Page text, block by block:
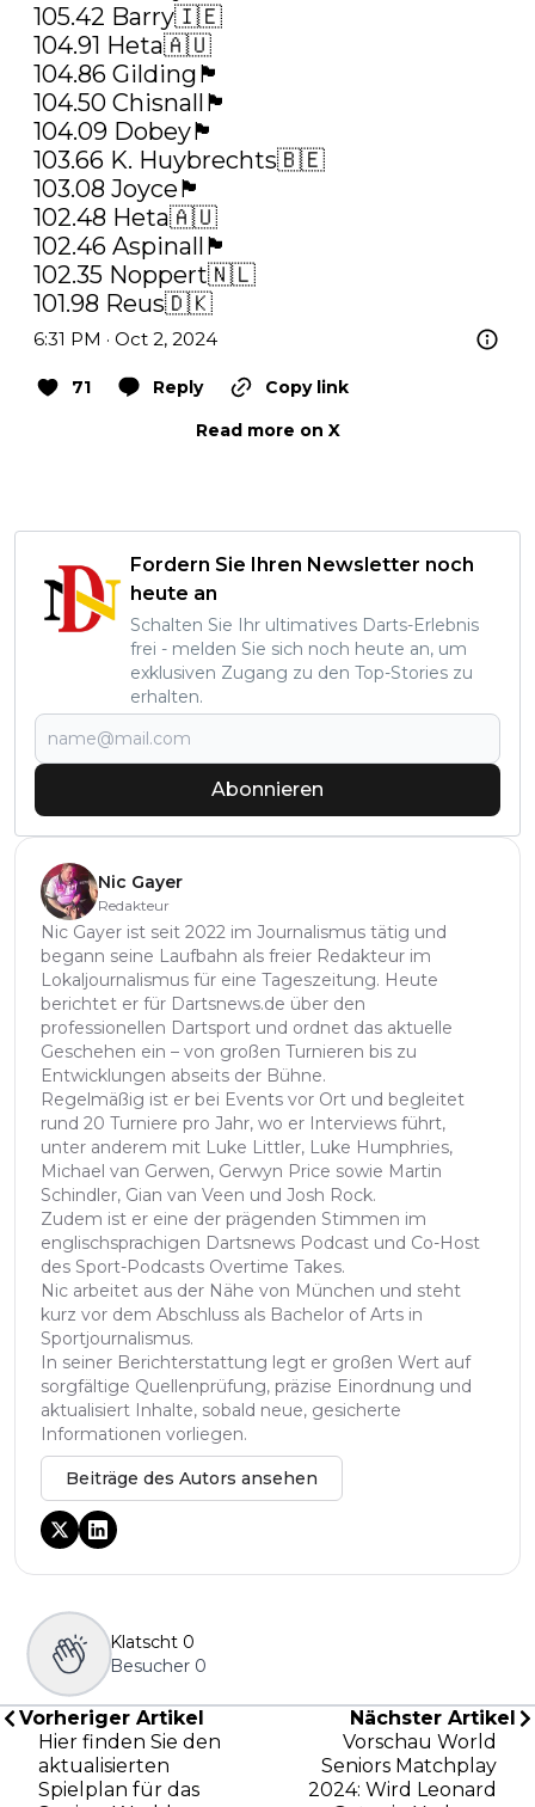
105.42 Barry🇮🇪
104.91 Heta🇦🇺
104.86 Gilding🏴󠁧󠁢󠁥󠁮󠁧󠁿
104.50 Chisnall🏴󠁧󠁢󠁥󠁮󠁧󠁿
104.09 Dobey🏴󠁧󠁢󠁥󠁮󠁧󠁿
103.66 K. Huybrechts🇧🇪
103.08 Joyce🏴󠁧󠁢󠁥󠁮󠁧󠁿
102.48 Heta🇦🇺
102.46 Aspinall🏴󠁧󠁢󠁥󠁮󠁧󠁿
102.35 Noppert🇳🇱
101.98 Reus🇩🇰
6:31 PM · Oct 2, 2024
71 Reply
Copy link
Read more on X
Fordern Sie Ihren Newsletter noch
heute an
Schalten Sie Ihr ultimatives Darts-Erlebnis
frei - melden Sie sich noch heute an, um
exklusiven Zugang zu den Top-Stories zu
erhalten.
Abonnieren
Nic Gayer
Redakteur
Nic Gayer ist seit 2022 im Journalismus tätig und
begann seine Laufbahn als freier Redakteur im
Lokaljournalismus für eine Tageszeitung. Heute
berichtet er für Dartsnews.de über den
professionellen Dartsport und ordnet das aktuelle
Geschehen ein – von großen Turnieren bis zu
Entwicklungen abseits der Bühne.
Regelmäßig ist er bei Events vor Ort und begleitet
rund 20 Turniere pro Jahr, wo er Interviews führt,
unter anderem mit Luke Littler, Luke Humphries,
Michael van Gerwen, Gerwyn Price sowie Martin
Schindler, Gian van Veen und Josh Rock.
Zudem ist er eine der prägenden Stimmen im
englischsprachigen Dartsnews Podcast und Co-Host
des Sport-Podcasts Overtime Takes.
Nic arbeitet aus der Nähe von München und steht
kurz vor dem Abschluss als Bachelor of Arts in
Sportjournalismus.
In seiner Berichterstattung legt er großen Wert auf
sorgfältige Quellenprüfung, präzise Einordnung und
aktualisiert Inhalte, sobald neue, gesicherte
Informationen vorliegen.
Beiträge des Autors ansehen
Klatscht 0
Besucher 0
Vorheriger Artikel
Hier finden Sie den
aktualisierten
Spielplan für das
Nächster Artikel
Vorschau World
Seniors Matchplay
2024: Wird Leonard